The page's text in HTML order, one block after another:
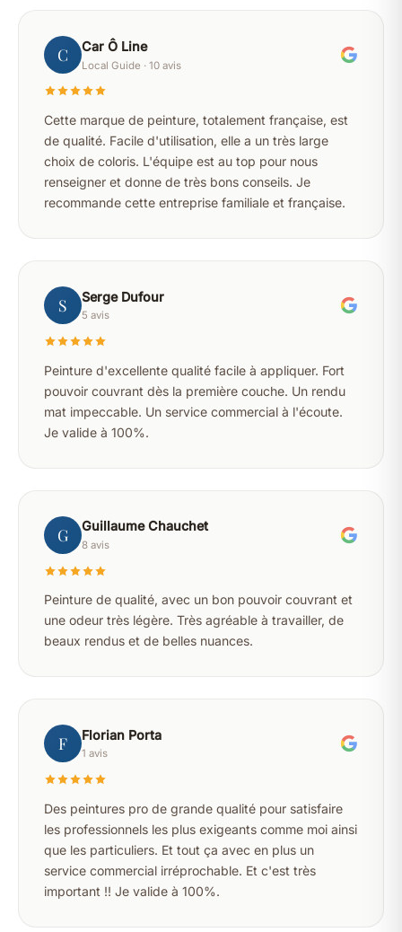
C Car Ô Line
Local Guide · 10 avis
Cette marque de peinture, totalement française, est
de qualité. Facile d'utilisation, elle a un très large
choix de coloris. L'équipe est au top pour nous
renseigner et donne de très bons conseils. Je
recommande cette entreprise familiale et française.
S Serge Dufour
5 avis
Peinture d'excellente qualité facile à appliquer. Fort
pouvoir couvrant dès la première couche. Un rendu
mat impeccable. Un service commercial à l'écoute.
Je valide à 100%.
G Guillaume Chauchet
8 avis
Peinture de qualité, avec un bon pouvoir couvrant et
une odeur très légère. Très agréable à travailler, de
beaux rendus et de belles nuances.
F Florian Porta
1 avis
Des peintures pro de grande qualité pour satisfaire
les professionnels les plus exigeants comme moi ainsi
que les particuliers. Et tout ça avec en plus un
service commercial irréprochable. Et c'est très
important !! Je valide à 100%.